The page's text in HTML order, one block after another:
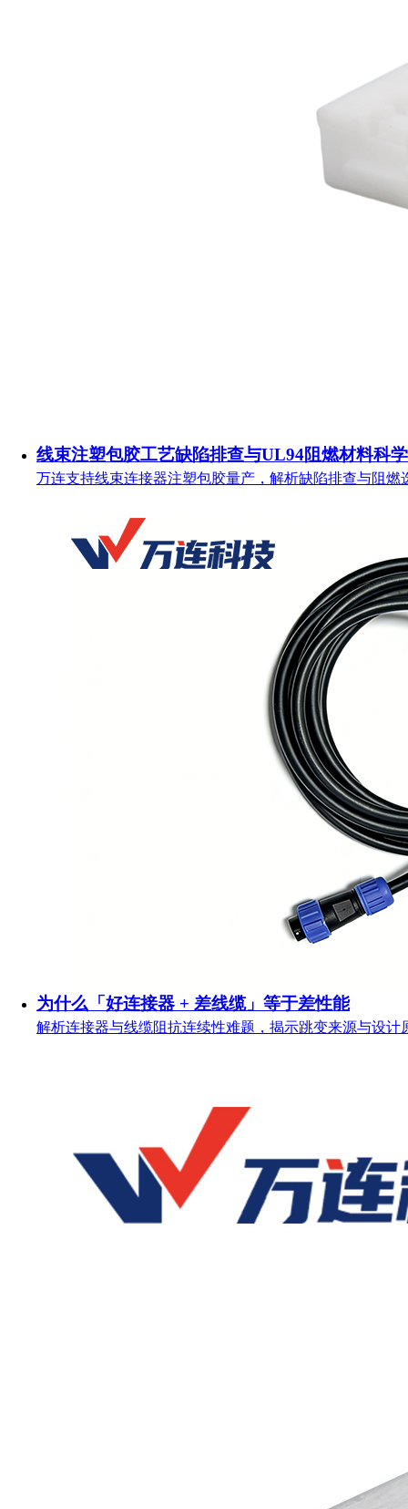
线束注塑包胶工艺缺陷排查与UL94阻燃材料科
万连支持线束连接器注塑包胶量产，解析缺陷排查与阻燃
为什么「好连接器 + 差线缆」等于差性能
解析连接器与线缆阻抗连续性难题，揭示跳变来源与设计